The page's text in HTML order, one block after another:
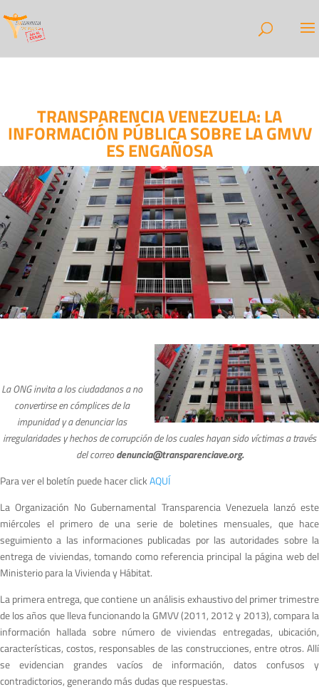
TRANSPARENCIA VENEZUELA: LA
INFORMACIÓN PÚBLICA SOBRE LA GMVV
ES ENGAÑOSA
La ONG invita a los ciudadanos a no
convertirse en cómplices de la
impunidad y a denunciar las
irregularidades y hechos de corrupción de los cuales hayan sido víctimas a través
del correodenuncia@transparenciave.org.
Para ver el boletín puede hacer clickAQUÍ
La Organización No Gubernamental Transparencia Venezuela lanzó este
miércoles el primero de una serie de boletines mensuales, que hace
seguimiento a las informaciones publicadas por las autoridades sobre la
entrega de viviendas, tomando como referencia principal la página web del
Ministerio para la Vivienda y Hábitat.
La primera entrega, que contiene un análisis exhaustivo del primer trimestre
de los años que lleva funcionando la GMVV (2011, 2012 y 2013), compara la
información hallada sobre número de viviendas entregadas, ubicación,
características, costos, responsables de las construcciones, entre otros. Allí
se evidencian grandes vacíos de información, datos confusos y
contradictorios, generando más dudas que respuestas.